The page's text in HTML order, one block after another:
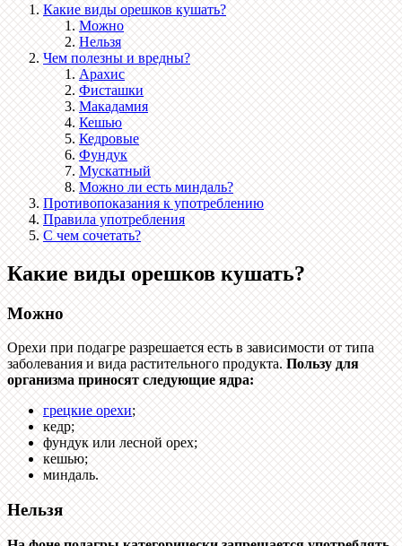
Какие виды орешков кушать?
Можно
Нельзя
Чем полезны и вредны?
Арахис
Фисташки
Макадамия
Кешью
Кедровые
Фундук
Мускатный
Можно ли есть миндаль?
Противопоказания к употреблению
Правила употребления
С чем сочетать?
Какие виды орешков кушать?
Можно
Орехи при подагре разрешается есть в зависимости от типа
заболевания и вида растительного продукта.Пользу для
организма приносят следующие ядра:
грецкие орехи;
кедр;
фундук или лесной орех;
кешью;
миндаль.
Нельзя